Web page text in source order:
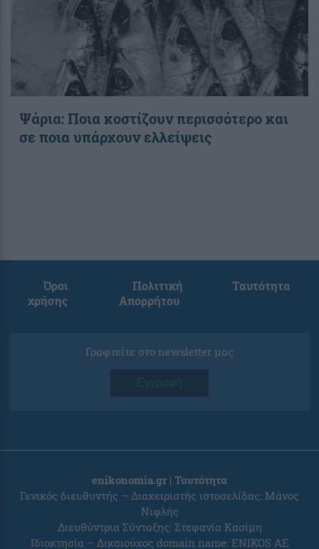
Ψάρια: Ποια κοστίζουν περισσότερο και
σε ποια υπάρχουν ελλείψεις
Όροι
χρήσης
Πολιτική
Απορρήτου
Ταυτότητα
Γραφτείτε στο newsletter μας
Εγγραφή
enikonomia.gr | Ταυτότητα
Γενικός διευθυντής – Διαχειριστής ιστοσελίδας: Μάνος
Νιφλής
Διευθύντρια Σύνταξης: Στεφανία Κασίμη
Ιδιοκτησία – Δικαιούχος domain name: ENIKOS AE